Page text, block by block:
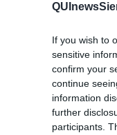
If you wish to
sensitive
confirm your
continue
information
further
participants.
terza
politico
piscine vuote ma
contro il Covid, ci si